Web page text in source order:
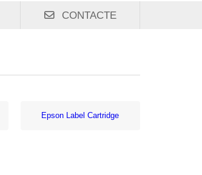
CONTACTE
Epson Label Cartridge